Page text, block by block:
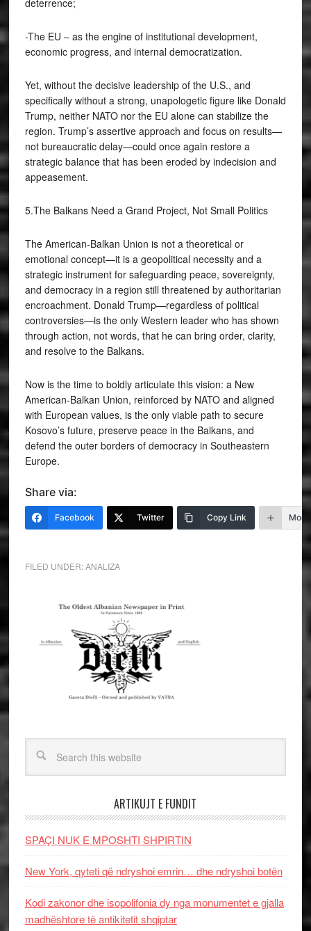
-The EU – as the engine of institutional development,
economic progress, and internal democratization.
Yet, without the decisive leadership of the U.S., and
specifically without a strong, unapologetic figure like Donald
Trump, neither NATO nor the EU alone can stabilize the
region. Trump’s assertive approach and focus on results—
not bureaucratic delay—could once again restore a
strategic balance that has been eroded by indecision and
appeasement.
5.The Balkans Need a Grand Project, Not Small Politics
The American-Balkan Union is not a theoretical or
emotional concept—it is a geopolitical necessity and a
strategic instrument for safeguarding peace, sovereignty,
and democracy in a region still threatened by authoritarian
encroachment. Donald Trump—regardless of political
controversies—is the only Western leader who has shown
through action, not words, that he can bring order, clarity,
and resolve to the Balkans.
Now is the time to boldly articulate this vision: a New
American-Balkan Union, reinforced by NATO and aligned
with European values, is the only viable path to secure
Kosovo’s future, preserve peace in the Balkans, and
defend the outer borders of democracy in Southeastern
Europe.
Share via:
Facebook Twitter Copy Link More
FILED UNDER:ANALIZA
ARTIKUJT E FUNDIT
SPAÇI NUK E MPOSHTI SHPIRTIN
New York, qyteti që ndryshoi emrin… dhe ndryshoi botën
Kodi zakonor dhe isopolifonia dy nga monumentet e gjalla
madhështore të antikitetit shqiptar